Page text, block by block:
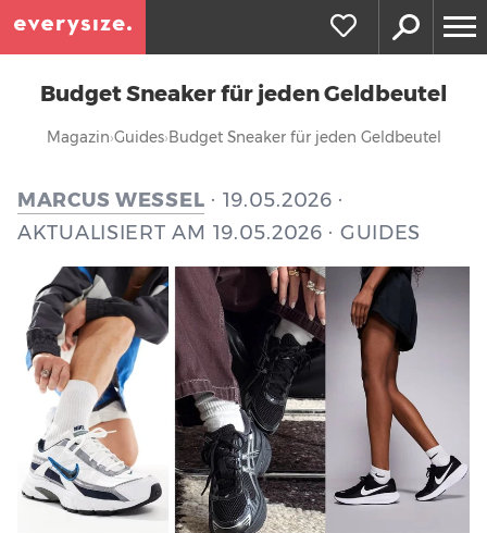
Budget Sneaker für jeden Geldbeutel
Magazin Guides Budget Sneaker für jeden Geldbeutel
MARCUS WESSEL · 19.05.2026 ·
AKTUALISIERT AM 19.05.2026 · GUIDES